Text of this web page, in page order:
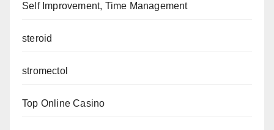
Self Improvement, Time Management
steroid
stromectol
Top Online Casino